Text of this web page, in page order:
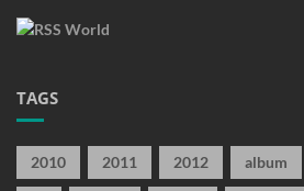
TAGS
2010 2011 2012 album